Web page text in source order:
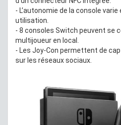
- L’autonomie de la console
utilisation.
- 8 consoles Switch peuvent se
multijoueur en local.
- Les Joy-Con permettent de
sur les réseaux sociaux.